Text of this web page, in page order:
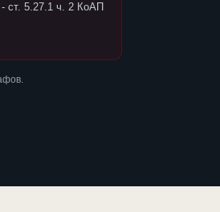
ст. 5.27.1 ч. 2 КоАП